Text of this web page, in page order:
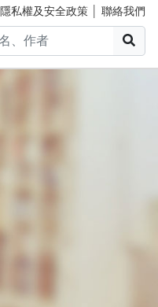
隱私權及安全政策 聯絡我們